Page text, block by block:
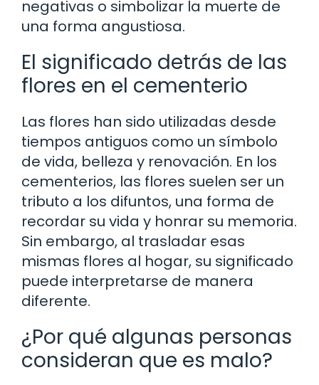
negativas o simbolizar la muerte de
una forma angustiosa.
El significado detrás de las
flores en el cementerio
Las flores han sido utilizadas desde
tiempos antiguos como un símbolo
de vida, belleza y renovación. En los
cementerios, las flores suelen ser un
tributo a los difuntos, una forma de
recordar su vida y honrar su memoria.
Sin embargo, al trasladar esas
mismas flores al hogar, su significado
puede interpretarse de manera
diferente.
¿Por qué algunas personas
consideran que es malo?